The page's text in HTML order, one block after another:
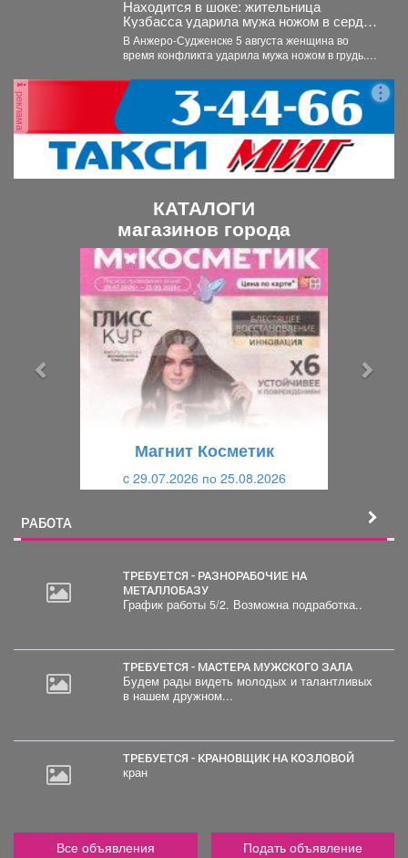
Находится в шоке: жительница
Кузбасса ударила мужа ножом в сердце
- подробности
В Анжеро-Судженске 5 августа женщина во
время конфликта ударила мужа ножом в грудь.
реклама
КАТАЛОГИ
магазинов города
Магнит Косметик
c 29.07.2026 по 25.08.2026
РАБОТА
ТРЕБУЕТСЯ - РАЗНОРАБОЧИЕ НА
МЕТАЛЛОБАЗУ
График работы 5/2. Возможна подработка..
ТРЕБУЕТСЯ - МАСТЕРА МУЖСКОГО ЗАЛА
Будем рады видеть молодых и талантливых
в нашем дружном...
ТРЕБУЕТСЯ - КРАНОВЩИК НА КОЗЛОВОЙ
кран
Все объявления Подать объявление